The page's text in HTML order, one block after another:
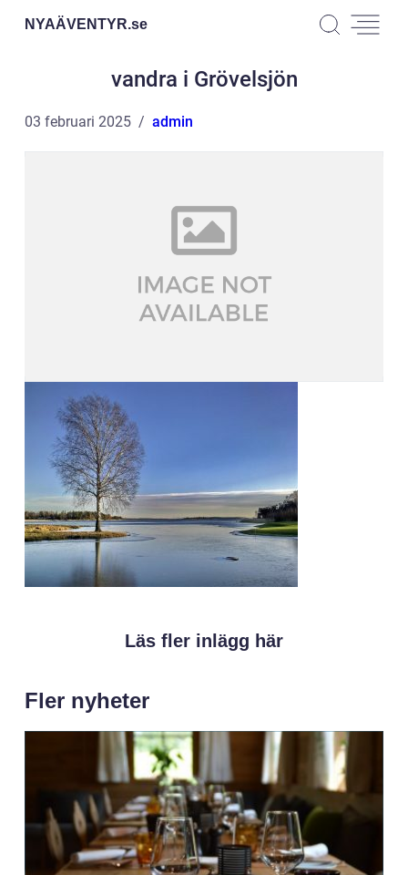
NYAÄVENTYR.se
vandra i Grövelsjön
03 februari 2025 admin
Läs fler inlägg här
Fler nyheter